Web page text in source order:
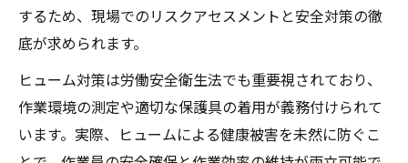
するため、現場でのリスクアセスメントと安全対策の徹
底が求められます。
ヒューム対策は労働安全衛生法でも重要視されており、
作業環境の測定や適切な保護具の着用が義務付けられて
います。実際、ヒュームによる健康被害を未然に防ぐこ